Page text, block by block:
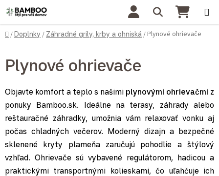
Prejsť na obsah Hľadať
Domov
/Doplnky / Záhradné grily, krby a ohniská /Plynové ohrievače
Plynové ohrievače
Objavte komfort a teplo s našimi plynovými ohrievačmi z
ponuky Bamboo.sk. Ideálne na terasy, záhrady alebo
reštauračné záhradky, umožnia vám relaxovať vonku aj
počas chladných večerov. Moderný dizajn a bezpečné
sklenené kryty plameňa zaručujú pohodlie a štýlový
vzhľad. Ohrievače sú vybavené regulátorom, hadicou a
praktickými transportnými kolieskami, čo uľahčuje ich